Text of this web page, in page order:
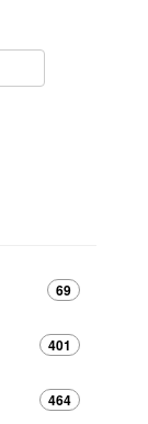
69
401
464